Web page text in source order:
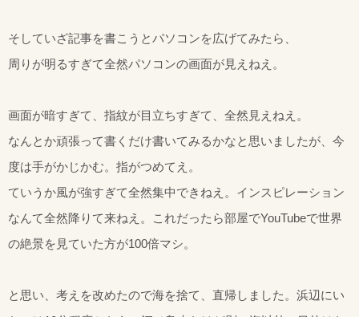
そしていざ記事を書こうとパソコンを広げてみたら、
周りが明るすぎて全然パソコンの画面が見えねえ。
画面が暗すぎて、指紋が目立ちすぎて、全然見えねえ。
なんとか頑張って書くだけ書いてみるかなと思いましたが、今
度は手がかじかむ。指がつめてえ。
ていうか風が強すぎて全然集中できねえ。インスピレーション
なんて全然降りて来ねえ。これだったら部屋でYouTubeで世界
の絶景を見ていた方が100倍マシ。
と思い、考えを改めたので海を捨て、直帰しました。浜辺にい